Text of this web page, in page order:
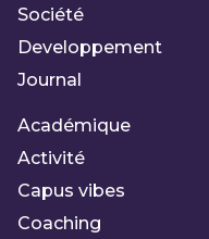
Société
Developpement
Journal
Académique
Activité
Capus vibes
Coaching